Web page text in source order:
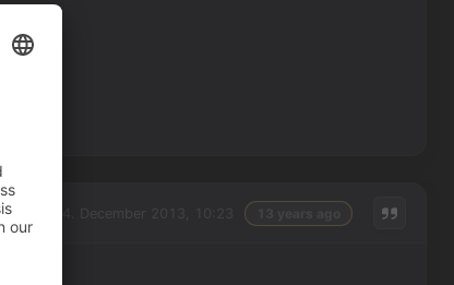
24. December 2013, 10:23